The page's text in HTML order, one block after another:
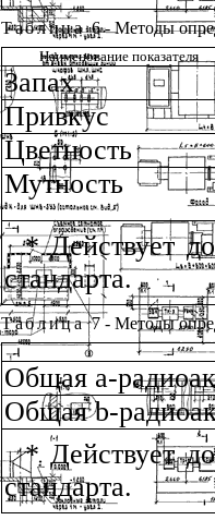
Таблица6 - Методы
Наименование показателя
Запах
Привкус
Цветность
Мутность
* Действует
стандарта.
Таблица7 - Методы
Общая a-
Общаяb-
* Действует
стандарта.